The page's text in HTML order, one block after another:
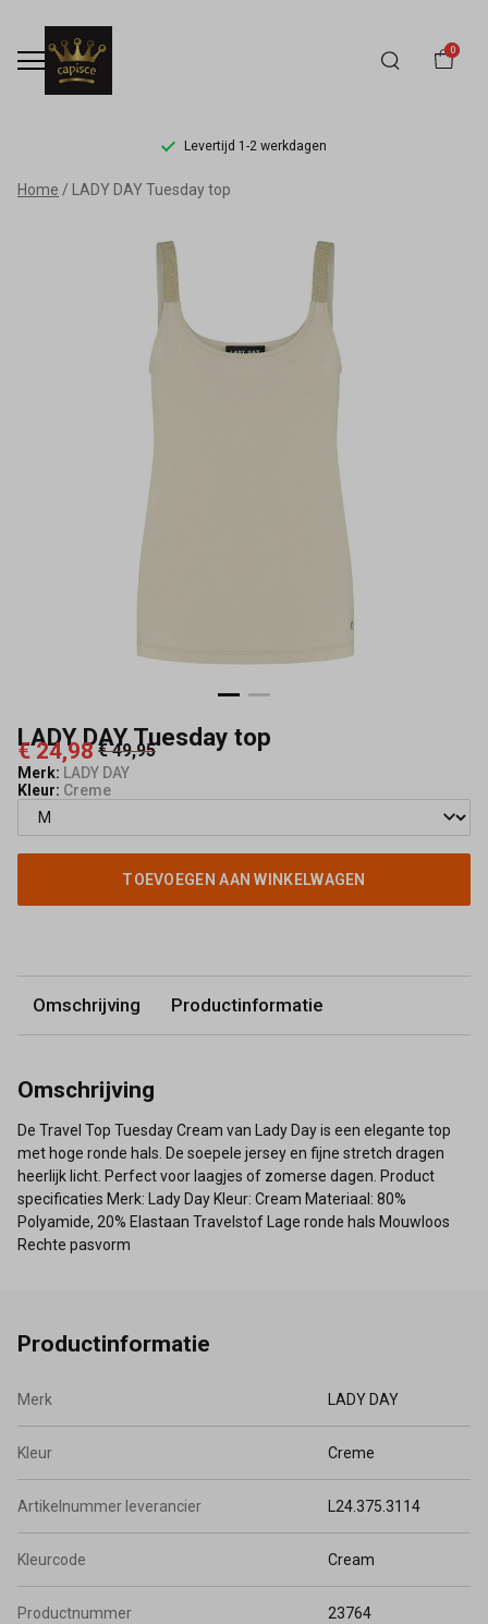
0
Levertijd 1-2 werkdagen
LADY
Tuesday
Capisce
Home LADY DAY Tuesday top
LADY DAY Tuesday top
€ 24,98 € 49,95
Merk: LADY DAY
Kleur: Creme
TOEVOEGEN AAN WINKELWAGEN
Omschrijving Productinformatie
Omschrijving
De Travel Top Tuesday Cream van Lady Day is een elegante top
met hoge ronde hals. De soepele jersey en fijne stretch dragen
heerlijk licht. Perfect voor laagjes of zomerse dagen. Product
specificaties Merk: Lady Day Kleur: Cream Materiaal: 80%
Polyamide, 20% Elastaan Travelstof Lage ronde hals Mouwloos
Rechte pasvorm
Productinformatie
Merk LADY DAY
Kleur Creme
Artikelnummer leverancier L24.375.3114
Kleurcode Cream
Productnummer 23764